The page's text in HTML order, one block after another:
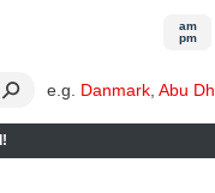
e.g. Danmark Abu
am
pm